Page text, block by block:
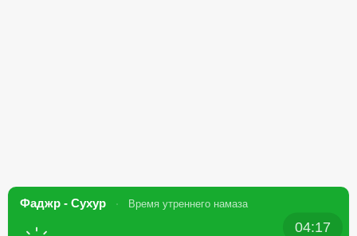
Фаджр - Сухур Время утреннего намаза
04:17